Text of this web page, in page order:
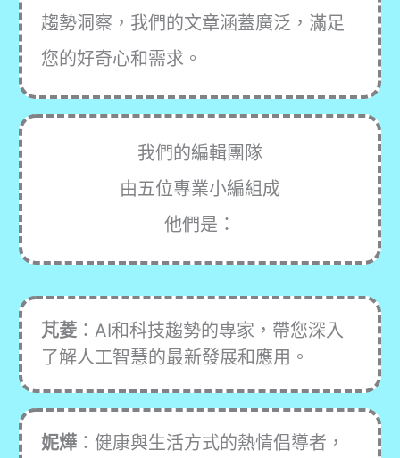
趨勢洞察，我們的文章涵蓋廣泛，滿足
您的好奇心和需求。
我們的編輯團隊
由五位專業小編組成
他們是：
芃菱：AI和科技趨勢的專家，帶您深入
了解人工智慧的最新發展和應用。
妮燁：健康與生活方式的熱情倡導者，